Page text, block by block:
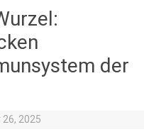
der
26, 2025